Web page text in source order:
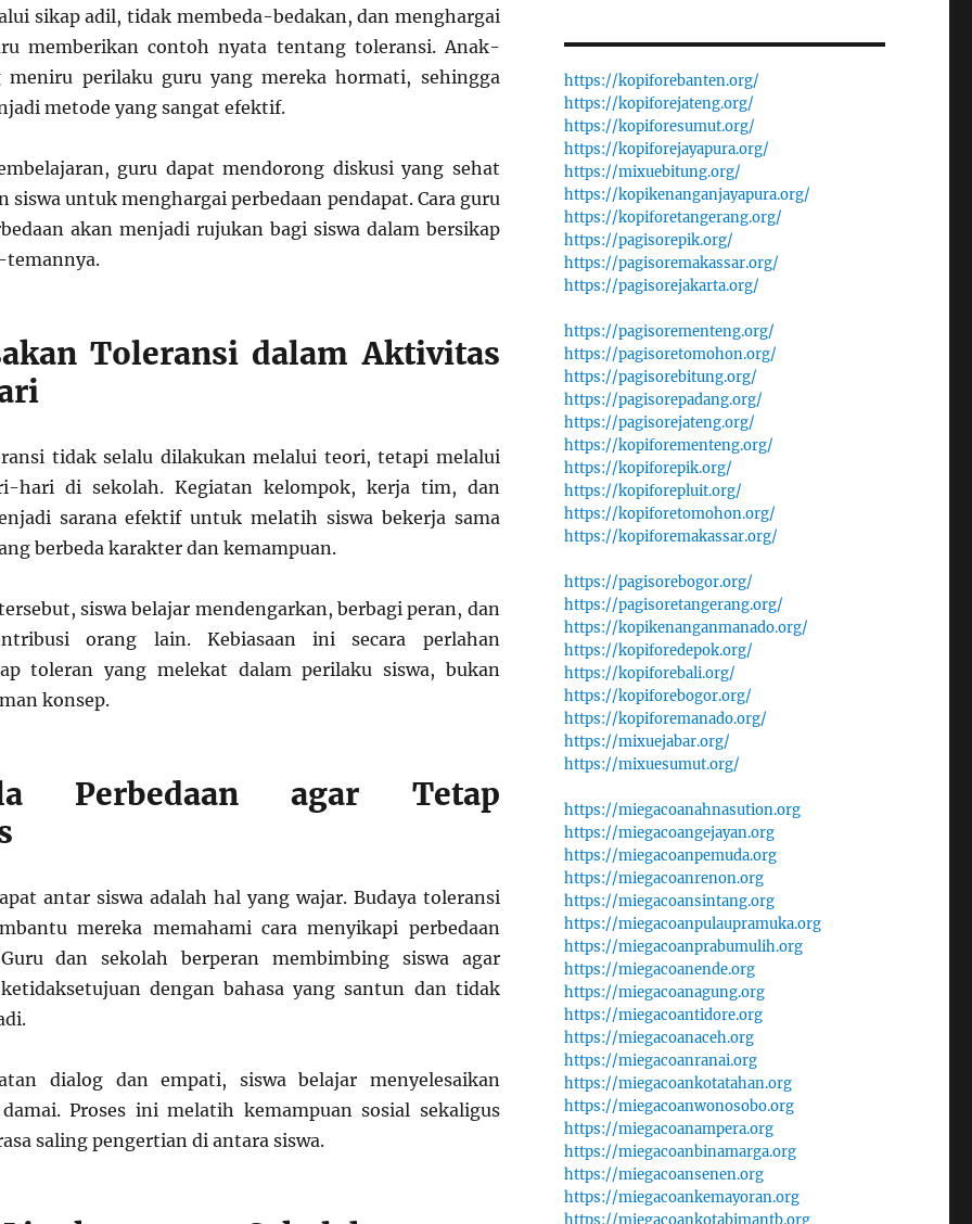
sikap adil, tidak membeda-bedakan, dan menghargai
memberikan contoh nyata tentang toleransi. Anak-
meniru perilaku guru yang mereka hormati, sehingga
metode yang sangat efektif.
guru dapat mendorong diskusi yang sehat
siswa untuk menghargai perbedaan pendapat. Cara guru
akan menjadi rujukan bagi siswa dalam bersikap
temannya.
Toleransi dalam Aktivitas
tidak selalu dilakukan melalui teori, tetapi melalui
hari di sekolah. Kegiatan kelompok, kerja tim, dan
sarana efektif untuk melatih siswa bekerja sama
berbeda karakter dan kemampuan.
siswa belajar mendengarkan, berbagi peran, dan
orang lain. Kebiasaan ini secara perlahan
toleran yang melekat dalam perilaku siswa, bukan
konsep.
Perbedaan agar Tetap
antar siswa adalah hal yang wajar. Budaya toleransi
mereka memahami cara menyikapi perbedaan
dan sekolah berperan membimbing siswa agar
dengan bahasa yang santun dan tidak
dialog dan empati, siswa belajar menyelesaikan
damai. Proses ini melatih kemampuan sosial sekaligus
saling pengertian di antara siswa.
https://kopiforebanten.org/
https://kopiforejateng.org/
https://kopiforesumut.org/
https://kopiforejayapura.org/
https://mixuebitung.org/
https://kopikenanganjayapura.org/
https://kopiforetangerang.org/
https://pagisorepik.org/
https://pagisoremakassar.org/
https://pagisorejakarta.org/
https://pagisorementeng.org/
https://pagisoretomohon.org/
https://pagisorebitung.org/
https://pagisorepadang.org/
https://pagisorejateng.org/
https://kopiforementeng.org/
https://kopiforepik.org/
https://kopiforepluit.org/
https://kopiforetomohon.org/
https://kopiforemakassar.org/
https://pagisorebogor.org/
https://pagisoretangerang.org/
https://kopikenanganmanado.org/
https://kopiforedepok.org/
https://kopiforebali.org/
https://kopiforebogor.org/
https://kopiforemanado.org/
https://mixuejabar.org/
https://mixuesumut.org/
https://miegacoanahnasution.org
https://miegacoangejayan.org
https://miegacoanpemuda.org
https://miegacoanrenon.org
https://miegacoansintang.org
https://miegacoanpulaupramuka.org
https://miegacoanprabumulih.org
https://miegacoanende.org
https://miegacoanagung.org
https://miegacoantidore.org
https://miegacoanaceh.org
https://miegacoanranai.org
https://miegacoankotatahan.org
https://miegacoanwonosobo.org
https://miegacoanampera.org
https://miegacoanbinamarga.org
https://miegacoansenen.org
https://miegacoankemayoran.org
https://miegacoankotabimantb.org